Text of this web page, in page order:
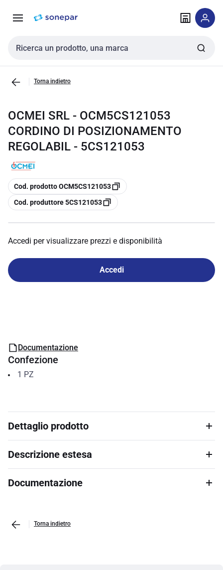
navigazione alla
Cerca input
Torna indietro
OCMEI SRL - OCM5CS121053
CORDINO DI POSIZIONAMENTO
REGOLABIL - 5CS121053
copia
Cod. prodotto OCM5CS121053
copia
Cod. produttore 5CS121053
Accedi per visualizzare prezzi e disponibilità
Accedi
Documentazione
Confezione
1 PZ
Dettaglio prodotto
Descrizione estesa
Documentazione
Torna indietro